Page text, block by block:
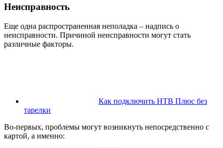
Неисправность
Еще одна распространенная неполадка – надпись о
неисправности. Причиной неисправности могут стать
различные факторы.
Как подключить НТВ Плюс без
тарелки
Во-первых, проблемы могут возникнуть непосредственно с
картой, а именно: